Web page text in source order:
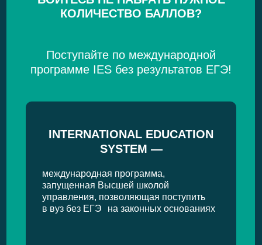
КОЛИЧЕСТВО БАЛЛОВ?
Поступайте по международной
программе IES без результатов ЕГЭ!
INTERNATIONAL EDUCATION
SYSTEM —
международная программа,
запущенная Высшей школой
управления, позволяющая поступить
в вуз без ЕГЭ на законных основаниях